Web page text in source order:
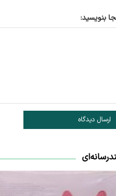
بنویسید:
ارسال دیدگاه